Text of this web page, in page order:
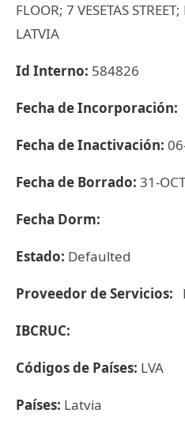
FLOOR; 7 VESETAS
LATVIA
Id Interno: 584826
Fecha de Incorporación:
Fecha de Inactivación:
Fecha de Borrado: 31-
Fecha Dorm:
Estado: Defaulted
Proveedor de Servicios:
IBCRUC:
Códigos de Países: LVA
Países: Latvia